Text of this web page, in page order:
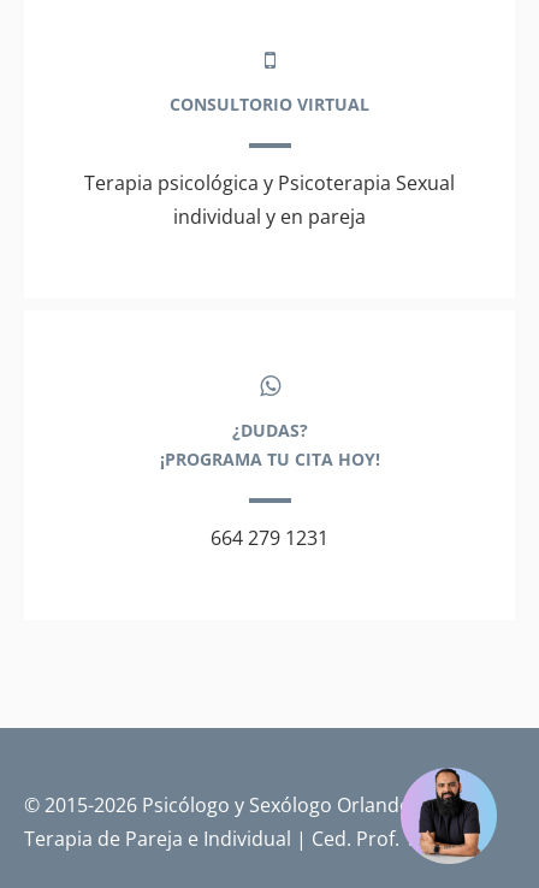
CONSULTORIO VIRTUAL
Terapia psicológica y Psicoterapia Sexual
individual y en pareja
¿DUDAS?
¡PROGRAMA TU CITA HOY!
664 279 1231
© 2015-2026 Psicólogo y Sexólogo Orlando Pérez |
Terapia de Pareja e Individual | Ced. Prof. 14719701